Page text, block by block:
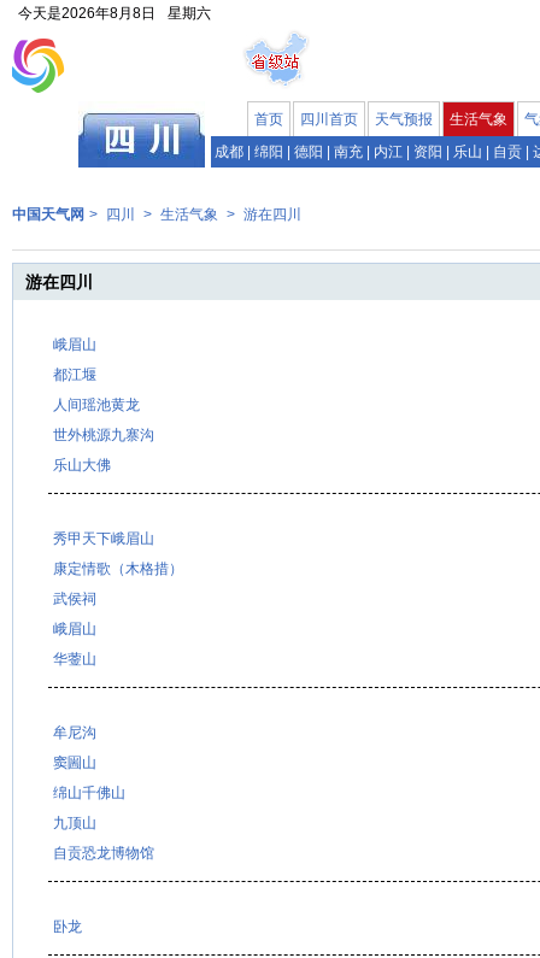
今天是2026年8月8日 星期六
首页 四川首页 天气预报 生活气象
成都
绵阳 德阳 南充 内江 资阳 乐山 自贡
中国天气网 > 四川 > 生活气象 > 游在四川
游在四川
峨眉山
都江堰
人间瑶池黄龙
世外桃源九寨沟
乐山大佛
秀甲天下峨眉山
康定情歌（木格措）
武侯祠
峨眉山
华蓥山
牟尼沟
窦圌山
绵山千佛山
九顶山
自贡恐龙博物馆
卧龙